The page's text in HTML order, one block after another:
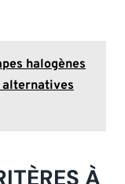
halogènes
À